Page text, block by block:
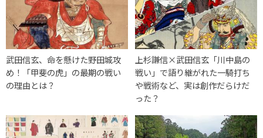
武田信玄、命を懸けた野田城攻
め！「甲斐の虎」の最期の戦い
の理由とは？
上杉謙信×武田信玄「川中島の
戦い」で語り継がれた一騎打ち
や戦術など、実は創作だらけだ
った？